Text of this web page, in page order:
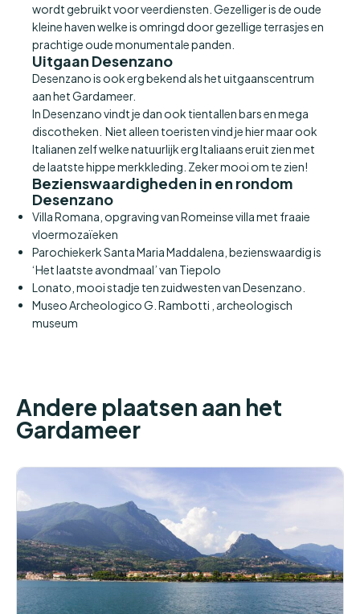
wordt gebruikt voor veerdiensten. Gezelliger is de oude
kleine haven welke is omringd door gezellige terrasjes en
prachtige oude monumentale panden.
Uitgaan Desenzano
Desenzano is ook erg bekend als het uitgaanscentrum
aan het Gardameer.
In Desenzano vindt je dan ook tientallen bars en mega
discotheken. Niet alleen toeristen vind je hier maar ook
Italianen zelf welke natuurlijk erg Italiaans eruit zien met
de laatste hippe merkkleding. Zeker mooi om te zien!
Bezienswaardigheden in en rondom
Desenzano
Villa Romana, opgraving van Romeinse villa met fraaie
vloermozaïeken
Parochiekerk Santa Maria Maddalena, bezienswaardig is
‘Het laatste avondmaal’ van Tiepolo
Lonato, mooi stadje ten zuidwesten van Desenzano.
Museo Archeologico G. Rambotti , archeologisch
museum
Andere plaatsen aan het
Gardameer